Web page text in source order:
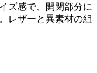
ズ感で、開閉部分に
レザーと異素材の組